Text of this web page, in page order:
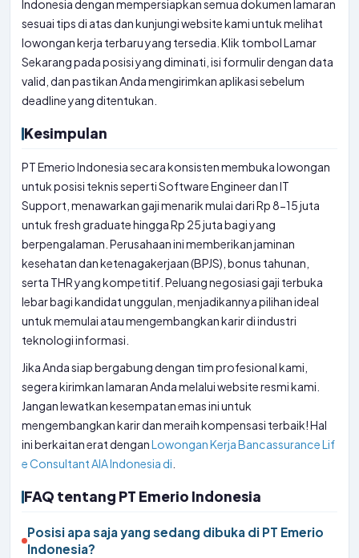
Indonesia dengan mempersiapkan semua dokumen lamaran
sesuai tips di atas dan kunjungi website kami untuk melihat
lowongan kerja terbaru yang tersedia. Klik tombol Lamar
Sekarang pada posisi yang diminati, isi formulir dengan data
valid, dan pastikan Anda mengirimkan aplikasi sebelum
deadline yang ditentukan.
Kesimpulan
PT Emerio Indonesia secara konsisten membuka lowongan
untuk posisi teknis seperti Software Engineer dan IT
Support, menawarkan gaji menarik mulai dari Rp 8-15 juta
untuk fresh graduate hingga Rp 25 juta bagi yang
berpengalaman. Perusahaan ini memberikan jaminan
kesehatan dan ketenagakerjaan (BPJS), bonus tahunan,
serta THR yang kompetitif. Peluang negosiasi gaji terbuka
lebar bagi kandidat unggulan, menjadikannya pilihan ideal
untuk memulai atau mengembangkan karir di industri
teknologi informasi.
Jika Anda siap bergabung dengan tim profesional kami,
segera kirimkan lamaran Anda melalui website resmi kami.
Jangan lewatkan kesempatan emas ini untuk
mengembangkan karir dan meraih kompensasi terbaik! Hal
ini berkaitan erat denganLowongan Kerja Bancassurance Lif
e Consultant AIA Indonesia di
FAQ tentang PT Emerio Indonesia
Posisi apa saja yang sedang dibuka di PT Emerio
Indonesia?